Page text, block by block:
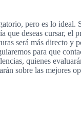
pero es lo ideal.
que deseas cursar, el
será más directo y
para que
quienes
sobre las mejores